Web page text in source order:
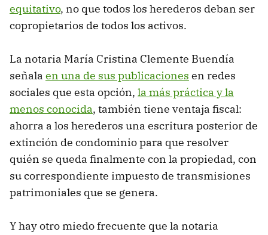
equitativo, no que todos los herederos deban ser
copropietarios de todos los activos.
La notaria María Cristina Clemente Buendía
señala en una de sus publicaciones en redes
sociales que esta opción, la más práctica y la
menos conocida, también tiene ventaja fiscal:
ahorra a los herederos una escritura posterior de
extinción de condominio para que resolver
quién se queda finalmente con la propiedad, con
su correspondiente impuesto de transmisiones
patrimoniales que se genera.
Y hay otro miedo frecuente que la notaria